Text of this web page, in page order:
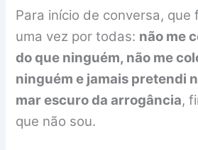
Para início de conversa, que
uma vez por todas: não me
do que ninguém, não me
ninguém e jamais pretendi
mar escuro da arrogância,
que não sou.